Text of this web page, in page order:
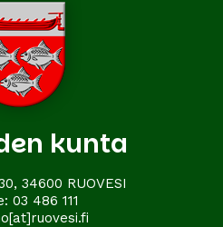
kunta
34600 RUOVESI
03 486 111